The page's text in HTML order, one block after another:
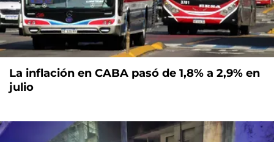
La inflación en CABA pasó de 1,8% a 2,9% en
julio